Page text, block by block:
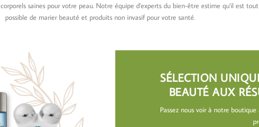
saines pour votre peau. Notre équipe d'experts du bien-être estime qu'il est
possible de marier beauté et produits non invasif pour votre santé.
SÉLECTION
BEAUTÉ AUX
Passez nous voir à notre